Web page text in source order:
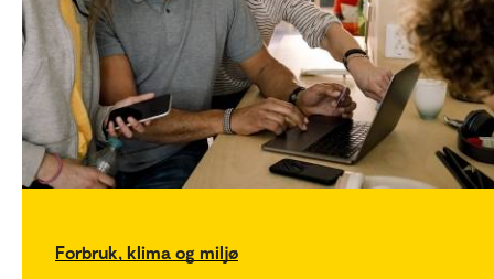
Forbruk, klima og miljø